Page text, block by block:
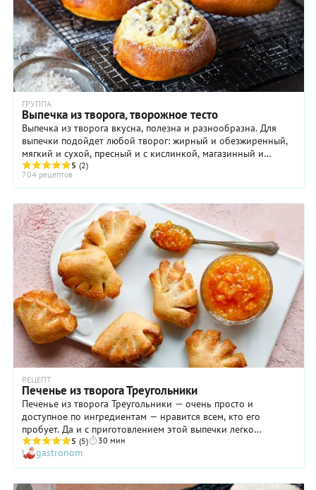
ГРУППА
Выпечка из творога, творожное тесто
Выпечка из творога вкусна, полезна и разнообразна. Для
выпечки подойдет любой творог: жирный и обезжиренный,
мягкий и сухой, пресный и с кислинкой, магазинный и
купленный на рынке. Даже творог ...
5 (2)
704 рецептов
РЕЦЕПТ
Печенье из творога Треугольники
Печенье из творога Треугольники — очень просто и
доступное по ингредиентам — нравится всем, кто его
пробует. Да и с приготовлением этой выпечки легко
справится даже начинающий кулинар! Зато в результате на
чайном столе появится необыкновенно нежное, не слишком
сладкое печенье с изумительной слоеной текстурой,
благодаря которой оно просто тает во рту. В тесто мы
5 (5) 30 мин
gastronom